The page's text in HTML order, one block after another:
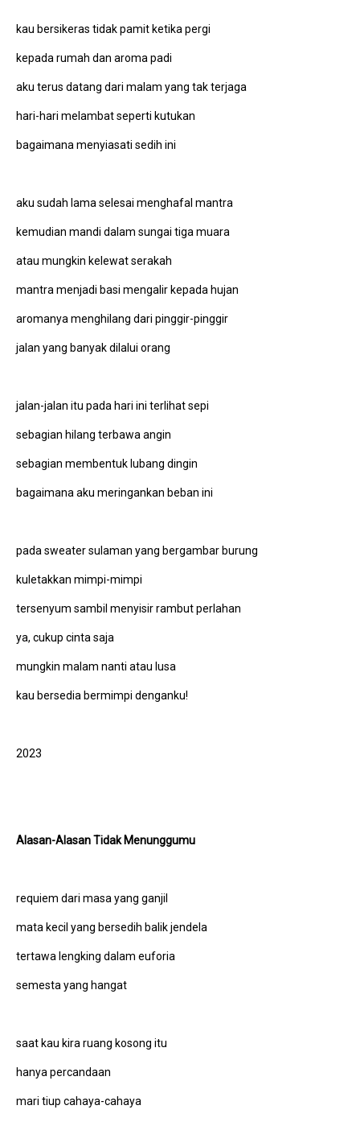
kau bersikeras tidak pamit ketika pergi
kepada rumah dan aroma padi
aku terus datang dari malam yang tak terjaga
hari-hari melambat seperti kutukan
bagaimana menyiasati sedih ini
aku sudah lama selesai menghafal mantra
kemudian mandi dalam sungai tiga muara
atau mungkin kelewat serakah
mantra menjadi basi mengalir kepada hujan
aromanya menghilang dari pinggir-pinggir
jalan yang banyak dilalui orang
jalan-jalan itu pada hari ini terlihat sepi
sebagian hilang terbawa angin
sebagian membentuk lubang dingin
bagaimana aku meringankan beban ini
pada sweater sulaman yang bergambar burung
kuletakkan mimpi-mimpi
tersenyum sambil menyisir rambut perlahan
ya, cukup cinta saja
mungkin malam nanti atau lusa
kau bersedia bermimpi denganku!
2023
Alasan-Alasan Tidak Menunggumu
requiem dari masa yang ganjil
mata kecil yang bersedih balik jendela
tertawa lengking dalam euforia
semesta yang hangat
saat kau kira ruang kosong itu
hanya percandaan
mari tiup cahaya-cahaya